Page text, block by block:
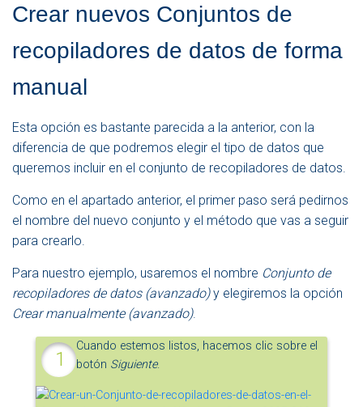
Crear nuevos Conjuntos de
recopiladores de datos de forma
manual
Esta opción es bastante parecida a la anterior, con la
diferencia de que podremos elegir el tipo de datos que
queremos incluir en el conjunto de recopiladores de datos.
Como en el apartado anterior, el primer paso será pedirnos
el nombre del nuevo conjunto y el método que vas a seguir
para crearlo.
Para nuestro ejemplo, usaremos el nombre Conjunto de
recopiladores de datos (avanzado)y elegiremos la opción
Crear manualmente (avanzado).
Cuando estemos listos, hacemos clic sobre el
botón Siguiente.